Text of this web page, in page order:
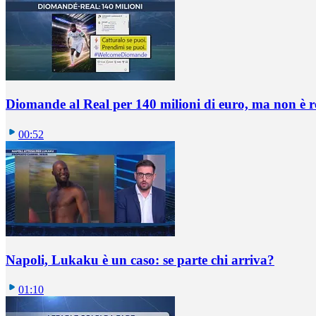
Diomande al Real per 140 milioni di euro, ma non è
00:52
Napoli, Lukaku è un caso: se parte chi arriva?
01:10